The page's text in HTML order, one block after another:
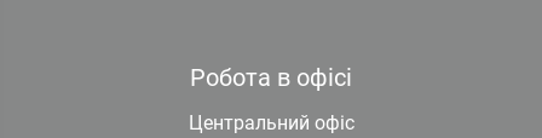
Робота в офісі
Центральний офіс